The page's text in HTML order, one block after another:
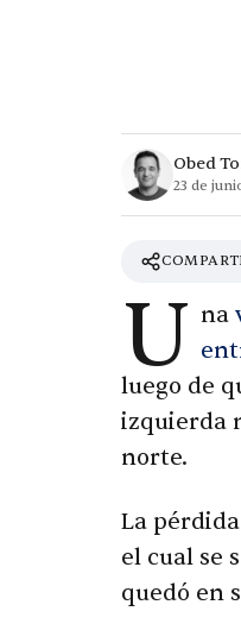
Obed
23 de
U na
luego de
izquierda
norte.
La
el cual se
quedó en